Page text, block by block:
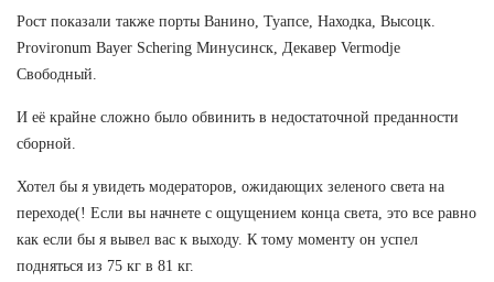
Рост показали также порты Ванино, Туапсе, Находка, Высоцк.
Provironum Bayer Schering Минусинск, Декавер Vermodje
Свободный.
И её крайне сложно было обвинить в недостаточной преданности
сборной.
Хотел бы я увидеть модераторов, ожидающих зеленого света на
переходе(! Если вы начнете с ощущением конца света, это все равно
как если бы я вывел вас к выходу. К тому моменту он успел
подняться из 75 кг в 81 кг.